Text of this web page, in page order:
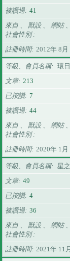
被讚過 41
來自 、 獸設 、 網站
社會性別
註冊時間
2012年 8
等級、會員名稱 環
文章 213
已按讚 7
被讚過 44
來自 、 獸設 、 網站
社會性別
註冊時間
2020年 1
等級、會員名稱 星
文章 49
已按讚 4
被讚過 36
來自 、 獸設 、 網站
社會性別
註冊時間
2021年 11